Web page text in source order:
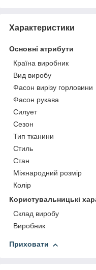
Характеристики
Основні атрибути
Країна виробник
Вид виробу
Фасон вирізу горловини
Фасон рукава
Силует
Сезон
Тип тканини
Стиль
Стан
Міжнародний розмір
Колір
Користувальницькі
Склад виробу
Виробник
Приховати